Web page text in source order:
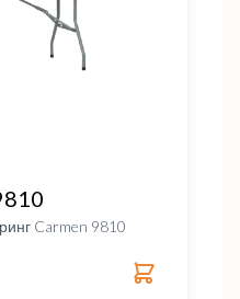
Carmen 9810